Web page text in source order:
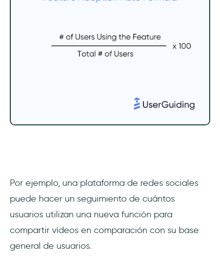
Por ejemplo, una plataforma de redes sociales
puede hacer un seguimiento de cuántos
usuarios utilizan una nueva función para
compartir vídeos en comparación con su base
general de usuarios.